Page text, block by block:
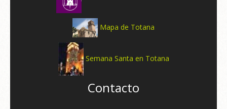
Mapa de Totana
Semana Santa en Totana
Contacto